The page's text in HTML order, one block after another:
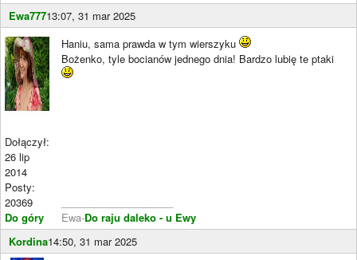
Ewa77713:07, 31 mar 2025
Dołączył:
26 lip
2014
Posty:
20369
Do góry
Haniu, sama prawda w tym wierszyku
Bożenko, tyle bocianów jednego dnia! Bardzo lubię te ptaki
Ewa-Do raju daleko - u Ewy
Kordina14:50, 31 mar 2025